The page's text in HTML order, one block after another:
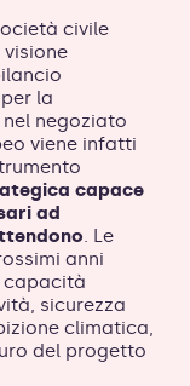
civile
la
negoziato
viene infatti
capace
ad
. Le
anni
capacità
sicurezza
climatica,
del progetto